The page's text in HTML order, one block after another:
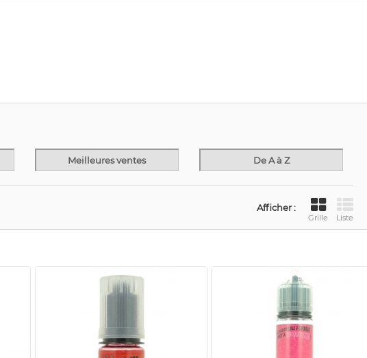
Meilleures ventes De A à Z
Afficher :
Grille Liste